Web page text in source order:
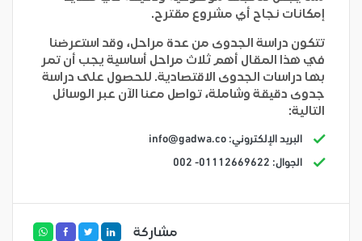
إمكانات نجاح أي مشروع مقترح.
تتكون دراسة الجدوى من عدة مراحل، وقد استعرضنا
في هذا المقال أهم ثلاث مراحل أساسية يجب أن تمر
بها دراسات الجدوى الاقتصادية. للحصول على دراسة
جدوى دقيقة وشاملة، تواصل معنا الآن عبر الوسائل
التالية:
البريد الإلكتروني: info@gadwa.co
الجوال: 01112669622- 002
مشاركة